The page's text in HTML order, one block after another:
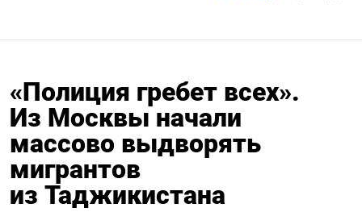
«Полиция гребет всех».
Из Москвы начали
массово выдворять
мигрантов
из Таджикистана